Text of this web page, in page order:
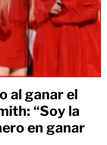
al ganar el
“Soy la
en ganar